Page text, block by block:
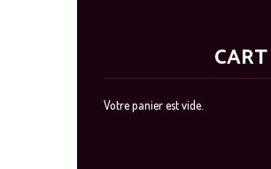
CART
Votre panier est vide.